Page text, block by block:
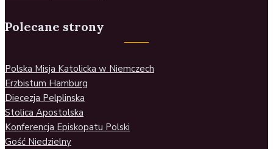
Polecane strony
Polska Misja Katolicka w Niemczech
Erzbistum Hamburg
Diecezja Pelplinska
Stolica Apostolska
Konferencja Episkopatu Polski
Gość Niedzielny